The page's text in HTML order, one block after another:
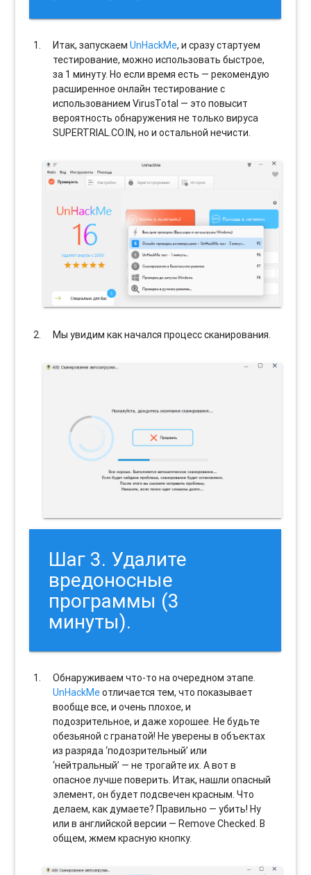
Итак, запускаемUnHackMe, и сразу стартуем
тестирование, можно использовать быстрое,
за 1 минуту. Но если время есть — рекомендую
расширенное онлайн тестирование с
использованием VirusTotal — это повысит
вероятность обнаружения не только вируса
SUPERTRIAL.CO.IN, но и остальной нечисти.
Мы увидим как начался процесс сканирования.
Шаг 3. Удалите
вредоносные
программы (3
минуты).
Обнаруживаем что-то на очередном этапе.
UnHackMeотличается тем, что показывает
вообще все, и очень плохое, и
подозрительное, и даже хорошее. Не будьте
обезьяной с гранатой! Не уверены в объектах
из разряда ‘подозрительный’ или
‘нейтральный’ — не трогайте их. А вот в
опасное лучше поверить. Итак, нашли опасный
элемент, он будет подсвечен красным. Что
делаем, как думаете? Правильно — убить! Ну
или в английской версии — Remove Checked. В
общем, жмем красную кнопку.